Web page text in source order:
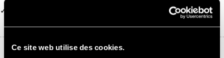
Ce site web utilise des cookies.